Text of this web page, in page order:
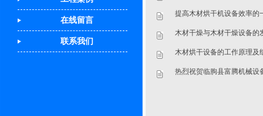
在线留言
联系我们
提高木材烘干机设备效率的
木材干燥与木材干燥设备的
木材烘干设备的工作原理及
热烈祝贺临朐县富腾机械设